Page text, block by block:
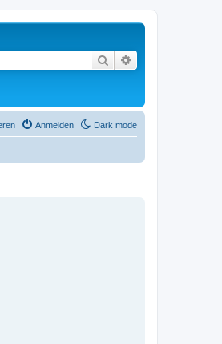
Suche
Dark mode
Anmelden